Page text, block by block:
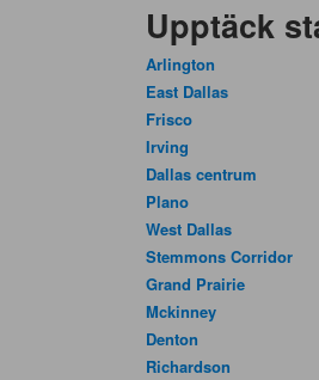
Upptäck
Arlington
East Dallas
Frisco
Irving
Dallas centrum
Plano
West Dallas
Stemmons Corridor
Grand Prairie
Mckinney
Denton
Richardson